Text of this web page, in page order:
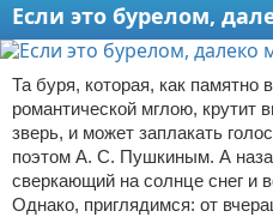
Если это бурелом,
Та буря, которая, как памятно
романтической мглою, крутит
зверь, и может заплакать
поэтом А. С. Пушкиным. А
сверкающий на солнце снег и
Однако, приглядимся: от